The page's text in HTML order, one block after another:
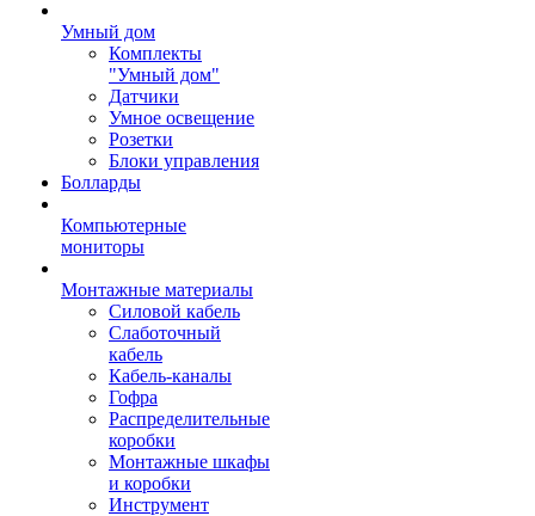
Умный дом
Комплекты
"Умный дом"
Датчики
Умное освещение
Розетки
Блоки управления
Болларды
Компьютерные
мониторы
Монтажные материалы
Силовой кабель
Слаботочный
кабель
Кабель-каналы
Гофра
Распределительные
коробки
Монтажные шкафы
и коробки
Инструмент